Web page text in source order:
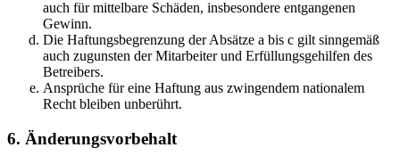
auch für mittelbare Schäden, insbesondere entgangenen
Gewinn.
Die Haftungsbegrenzung der Absätze a bis c gilt sinngemäß
auch zugunsten der Mitarbeiter und Erfüllungsgehilfen des
Betreibers.
Ansprüche für eine Haftung aus zwingendem nationalem
Recht bleiben unberührt.
6. Änderungsvorbehalt